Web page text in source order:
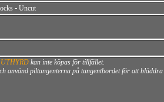
- Uncut
UTHYRD kan inte köpas för tillfället.
använd piltangenterna på tangentbordet för att